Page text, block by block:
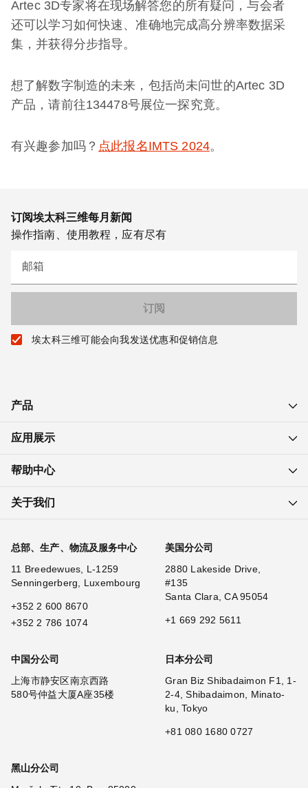
Artec 3D专家将在现场解答您的所有疑问，与会者
还可以学习如何快速、准确地完成高分辨率数据采
集，并获得分步指导。
想了解数字制造的未来，包括尚未问世的Artec 3D
产品，请前往134478号展位一探究竟。
有兴趣参加吗？ 点此报名IMTS 2024。
订阅埃太科三维每月新闻
操作指南、使用教程，应有尽有
邮箱
埃太科三维可能会向我发送优惠和促销信息
产品
应用展示
帮助中心
关于我们
总部、生产、物流及服务中心
11 Breedewues, L-1259
Senningerberg, Luxembourg
+352 2 600 8670
+352 2 786 1074
美国分公司
2880 Lakeside Drive,
#135
Santa Clara, CA 95054
+1 669 292 5611
中国分公司
上海市静安区南京西路
580号仲益大厦A座35楼
日本分公司
Gran Biz Shibadaimon F1, 1-
2-4, Shibadaimon, Minato-
ku, Tokyo
+81 080 1680 0727
黑山分公司